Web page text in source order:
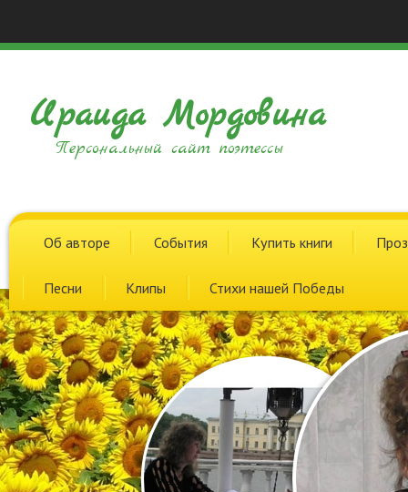
Ираида Мордовина
Персональный сайт поэтессы
Об авторе События Купить книги
Песни Клипы Стихи нашей Победы